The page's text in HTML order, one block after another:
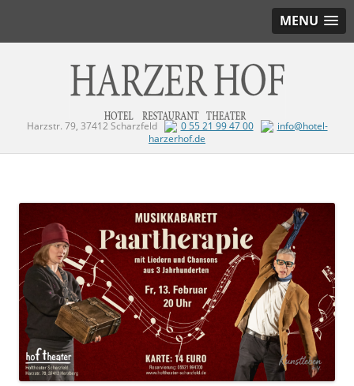
MENU
Harzstr. 79, 37412 Scharzfeld 0 55 21 99 47 00
info@hotel-
harzerhof.de